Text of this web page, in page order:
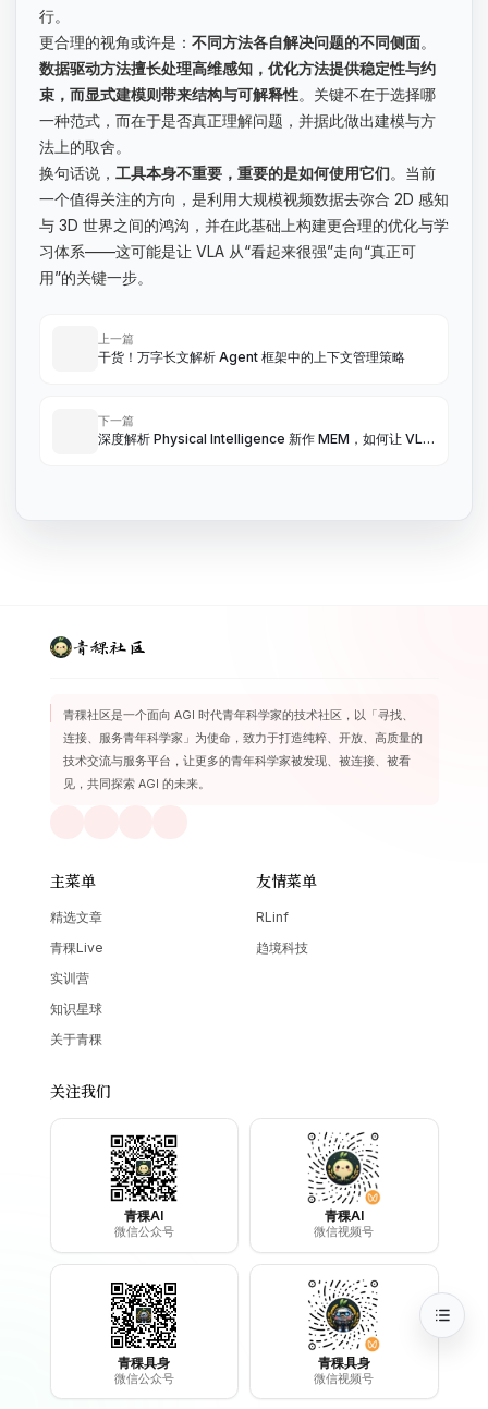
行。
更合理的视角或许是： 不同方法各自解决问题的不同侧面。
数据驱动方法擅长处理高维感知，优化方法提供稳定性与约
束，而显式建模则带来结构与可解释性。关键不在于选择哪
一种范式，而在于是否真正理解问题，并据此做出建模与方
法上的取舍。
换句话说， 工具本身不重要，重要的是如何使用它们。当前
一个值得关注的方向，是利用大规模视频数据去弥合 2D 感知
与 3D 世界之间的鸿沟，并在此基础上构建更合理的优化与学
习体系——这可能是让 VLA 从“看起来很强”走向“真正可
用”的关键一步。
上一篇
干货！万字长文解析 Agent 框架中的上下文管理策略
下一篇
深度解析 Physical Intelligence 新作 MEM，如何让 VLA
青稞社区
青稞社区是一个面向 AGI 时代青年科学家的技术社区，以「寻找、
连接、服务青年科学家」为使命，致力于打造纯粹、开放、高质量的
技术交流与服务平台，让更多的青年科学家被发现、被连接、被看
见，共同探索 AGI 的未来。
主菜单
精选文章
青稞Live
实训营
知识星球
关于青稞
友情菜单
RLinf
趋境科技
关注我们
青稞AI
微信公众号
青稞AI
微信视频号
青稞具身
微信公众号
青稞具身
微信视频号